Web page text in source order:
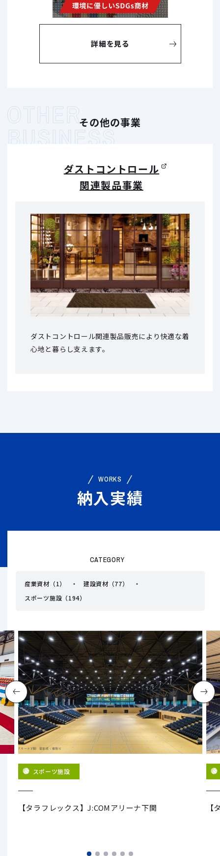
詳細を見る
その他の事業
ダストコントロール
関連製品事業
ダストコントロール関連製品販売により 快適な着
心地と暮らし支えます。
WORKS
納入実績
CATEGORY
産業資材（1）
建設資材（77）
スポーツ施設（194）
スポーツ施設
【タラフレックス】J:COMアリーナ下関